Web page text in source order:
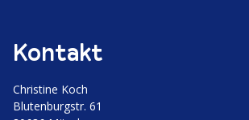
c
Kontakt
Christine Koch
Bluten­burgstr. 61